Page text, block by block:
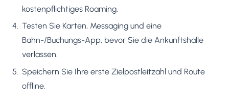
kostenpflichtiges Roaming.
Testen Sie Karten, Messaging und eine
Bahn-/Buchungs-App, bevor Sie die Ankunftshalle
verlassen.
Speichern Sie Ihre erste Zielpostleitzahl und Route
offline.